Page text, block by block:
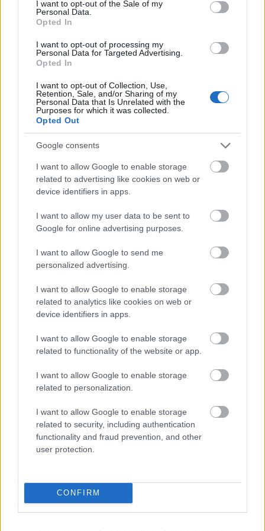
I want to opt-out of the Sale of my
Personal Data.
Opted In
I want to opt-out of processing my
Personal Data for Targeted Advertising.
Opted In
I want to opt-out of Collection, Use,
Retention, Sale, and/or Sharing of my
Personal Data that Is Unrelated with the
Purposes for which it was collected.
Opted Out
Google consents
I want to allow Google to enable storage
related to advertising like cookies on web or
device identifiers in apps.
I want to allow my user data to be sent to
Google for online advertising purposes.
I want to allow Google to send me
personalized advertising.
I want to allow Google to enable storage
related to analytics like cookies on web or
device identifiers in apps.
I want to allow Google to enable storage
related to functionality of the website or app.
I want to allow Google to enable storage
related to personalization.
I want to allow Google to enable storage
related to security, including authentication
functionality and fraud prevention, and other
user protection.
CONFIRM
mert amekkora gyökér nem fogja észre venni.
egy igazi barom vagy mária
Valaki komolyan magyarázza már meg, hogy miért
ilyen embereket tesznek műsort vezetni, mint Berki,
meg Aurélió? Évente végez egy csomó fiatal a
főiskolán média meg kommunikáció szakon. Szépek,
okosak, fiatalok, ezt tanulták stb. Biztos, hogy egy
műsorigazgatót, egy szerződésért. Miért nem ők?
Mit tesz hozzá Berki a produkcióhoz?
Egyébként az nem lehet, hogy valami adócsalásos
dolog van a háttérben?
the.man
@egy igazi barom vagy mária: Mert az a sok kedves
okos lelkes fiatal a kibaszott kutyát nem érdekli. Meg
ingyen reklámot és néző szám generáló hatása a is a
nulla alatt van. Még akkor is ha szín 5 re végzett és
slagon.
kozi001
11 éve
Extraként minden kieső csaj lepippantja majompofa
egy igazi barom vagy mária